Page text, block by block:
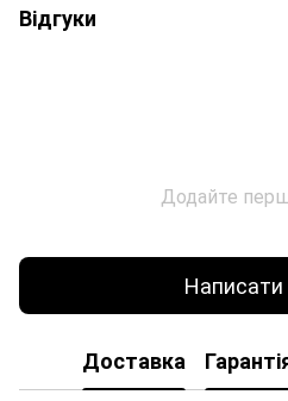
Відгуки
Додайте
Написати
Доставка